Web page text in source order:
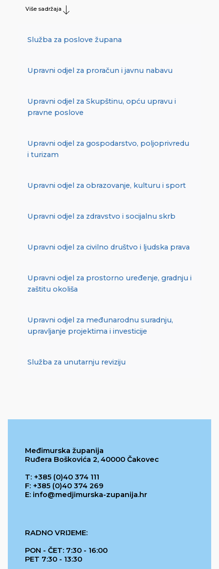
Više sadržaja
Služba za poslove župana
Upravni odjel za proračun i javnu nabavu
Upravni odjel za Skupštinu, opću upravu i
pravne poslove
Upravni odjel za gospodarstvo, poljoprivredu
i turizam
Upravni odjel za obrazovanje, kulturu i sport
Upravni odjel za zdravstvo i socijalnu skrb
Upravni odjel za civilno društvo i ljudska prava
Upravni odjel za prostorno uređenje, gradnju i
zaštitu okoliša
Upravni odjel za međunarodnu suradnju,
upravljanje projektima i investicije
Služba za unutarnju reviziju
Međimurska županija
Ruđera Boškovića 2, 40000 Čakovec
T: +385 (0)40 374 111
F: +385 (0)40 374 269
E: info@medjimurska-zupanija.hr
RADNO VRIJEME:
PON - ČET: 7:30 - 16:00
PET 7:30 - 13:30